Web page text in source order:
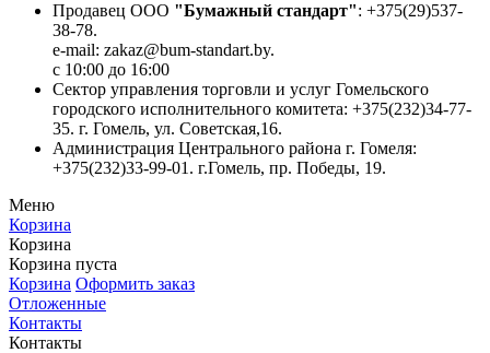
Продавец ООО "Бумажный стандарт": +375(29)537-
38-78.
e-mail: zakaz@bum-standart.by.
с 10:00 до 16:00
Сектор управления торговли и услуг Гомельского
городского исполнительного комитета: +375(232)34-77-
35. г. Гомель, ул. Советская,16.
Администрация Центрального района г. Гомеля:
+375(232)33-99-01. г.Гомель, пр. Победы, 19.
Меню
Корзина
Корзина
Корзина пуста
Корзина Оформить заказ
Отложенные
Контакты
Контакты